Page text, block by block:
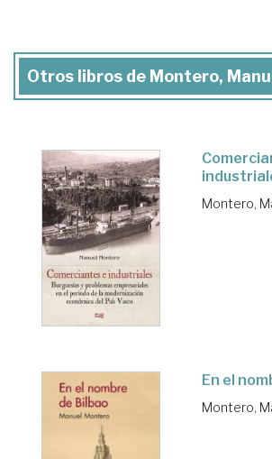
Otros libros de Montero,
Montero,
En el
Montero,